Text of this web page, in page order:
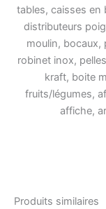
tables, caisses en
distributeurs
moulin,
robinet inox,
kraft, boite
fruits/légumes,
affiche,
Produits similaires